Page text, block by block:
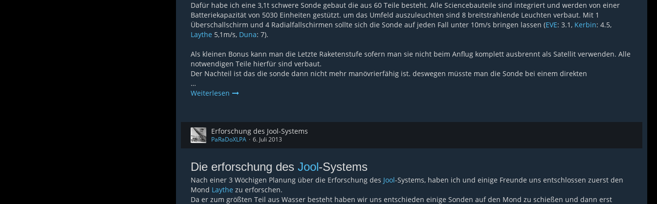
Dafür habe ich eine 3,1t schwere Sonde gebaut die aus 60 Teile besteht. Alle Sciencebauteile sind integriert und werden von einer
Batteriekapazität von 5030 Einheiten gestützt. um das Umfeld auszuleuchten sind 8 breitstrahlende Leuchten verbaut. Mit 1
Überschallschirm und 4 Radialfallschirmen sollte sich die Sonde auf jeden Fall unter 10m/s bringen lassen (EVE: 3.1, Kerbin: 4.5,
Laythe 5,1m/s, Duna: 7).
Als kleinen Bonus kann man die Letzte Raketenstufe sofern man sie nicht beim Anflug komplett ausbrennt als Satellit verwenden. Alle
notwendigen Teile hierfür sind verbaut.
Der Nachteil ist das die sonde dann nicht mehr manövrierfähig ist. deswegen müsste man die Sonde bei einem direkten
…
Weiterlesen
Erforschung des Jool-Systems
PaRaDoXLPA 6. Juli 2013
Die erforschung des Jool-Systems
Nach einer 3 Wöchigen Planung über die Erforschung des Jool-Systems, haben ich und einige Freunde uns entschlossen zuerst den
Mond Laythe zu erforschen.
Da er zum größten Teil aus Wasser besteht haben wir uns entschieden einige Sonden auf den Mond zu schießen und dann erst